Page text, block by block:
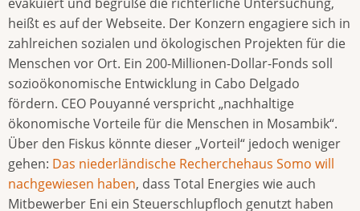
heißt es auf der Webseite. Der Konzern engagiere sich in
zahlreichen sozialen und ökologischen Projekten für die
Menschen vor Ort. Ein 200-Millionen-Dollar-Fonds soll
sozioökonomische Entwicklung in Cabo Delgado
fördern. CEO Pouyanné verspricht „nachhaltige
ökonomische Vorteile für die Menschen in Mosambik“.
Über den Fiskus könnte dieser „Vorteil“ jedoch weniger
gehen: Das niederländische Recherchehaus Somo will
nachgewiesen haben, dass Total Energies wie auch
Mitbewerber Eni ein Steuerschlupfloch genutzt haben